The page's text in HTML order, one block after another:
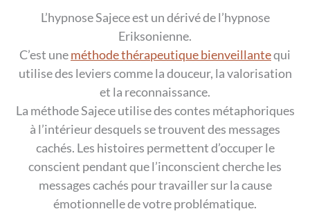
L’hypnose Sajece est un dérivé de l’hypnose
Eriksonienne.
C’est uneméthode thérapeutique bienveillantequi
utilise des leviers comme la douceur, la valorisation
et la reconnaissance.
La méthode Sajece utilise des contes métaphoriques
à l’intérieur desquels se trouvent des messages
cachés. Les histoires permettent d’occuper le
conscient pendant que l’inconscient cherche les
messages cachés pour travailler sur la cause
émotionnelle de votre problématique.